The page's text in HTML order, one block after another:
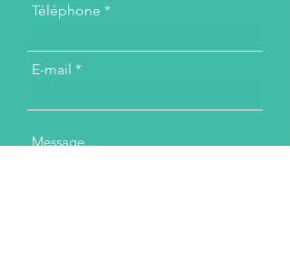
Téléphone
E-mail
Message...